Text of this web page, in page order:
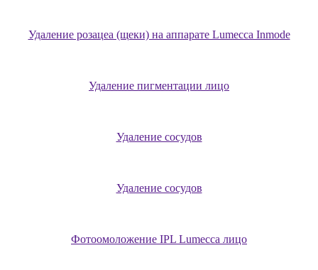
Удаление розацеа (щеки) на аппарате Lumecca Inmode
Удаление пигментации лицо
Удаление сосудов
Удаление сосудов
Фотоомоложение IPL Lumecca лицо